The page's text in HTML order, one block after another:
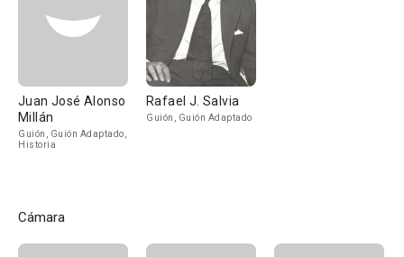
Juan José Alonso
Millán
Guión, Guión Adaptado,
Historia
Rafael J. Salvia
Guión, Guión Adaptado
Cámara